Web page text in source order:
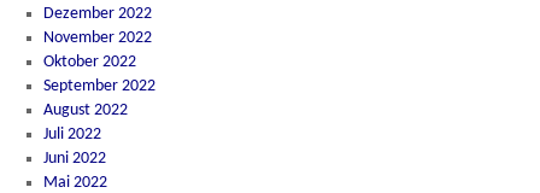
Dezember 2022
November 2022
Oktober 2022
September 2022
August 2022
Juli 2022
Juni 2022
Mai 2022